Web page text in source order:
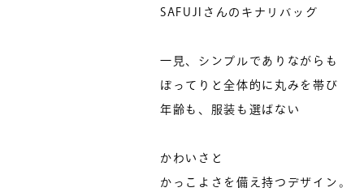
SAFUJIさんのキナリバッグ
一見、シンプルでありながらも
ぽってりと全体的に丸みを帯び
年齢も、服装も選ばない
かわいさと
かっこよさを備え持つデザイン。